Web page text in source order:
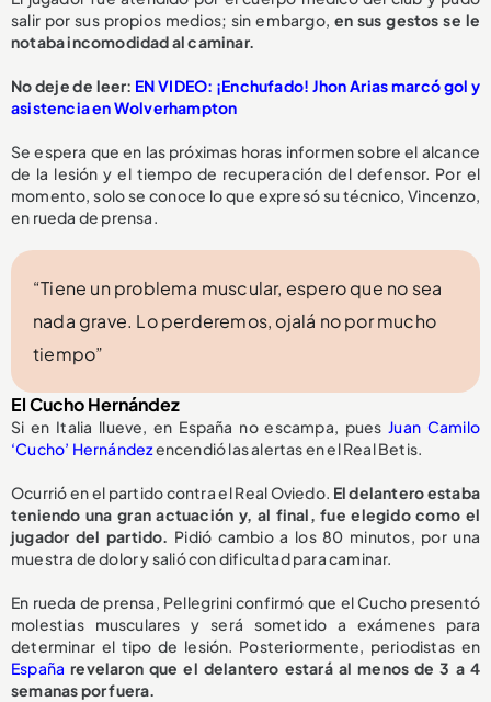
salir por sus propios medios; sin embargo, en sus gestos se le
notaba incomodidad al caminar.
No deje de leer: EN VIDEO: ¡Enchufado! Jhon Arias marcó gol y
asistencia en Wolverhampton
Se espera que en las próximas horas informen sobre el alcance
de la lesión y el tiempo de recuperación del defensor. Por el
momento, solo se conoce lo que expresó su técnico, Vincenzo,
en rueda de prensa.
“Tiene un problema muscular, espero que no sea
nada grave. Lo perderemos, ojalá no por mucho
tiempo”
El Cucho Hernández
Si en Italia llueve, en España no escampa, puesJuan Camilo
‘Cucho’ Hernándezencendió las alertas en el Real Betis.
Ocurrió en el partido contra el Real Oviedo. El delantero estaba
teniendo una gran actuación y, al final, fue elegido como el
jugador del partido. Pidió cambio a los 80 minutos, por una
muestra de dolor y salió con dificultad para caminar.
En rueda de prensa, Pellegrini confirmó que el Cucho presentó
molestias musculares y será sometido a exámenes para
determinar el tipo de lesión. Posteriormente, periodistas en
España revelaron que el delantero estará al menos de 3 a 4
semanas por fuera.